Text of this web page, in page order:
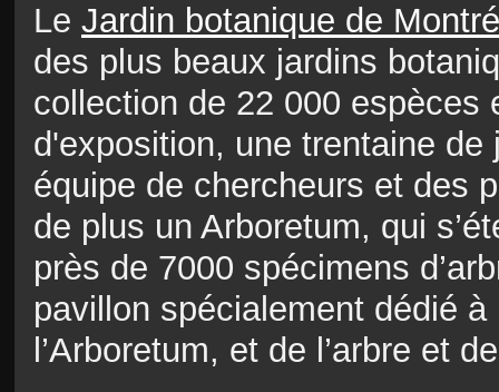
Le Jardin botanique de
des plus beaux jardins
collection de 22 000
d'exposition, une trentaine de
équipe de chercheurs et des
de plus un Arboretum, qui
près de 7000 spécimens
pavillon spécialement dédié
l’Arboretum, et de l’arbre et